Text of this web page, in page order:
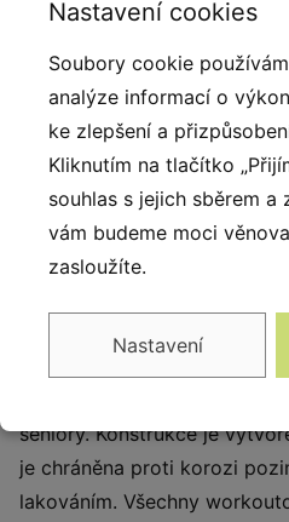
EPDM.
Popis produktu
Street workoutová hřiště
způsobem cvičení, při
váha vlastního těla. Cvičení
venkovnímu prostředí, ale
ale i duševní pohodě. Street
seniory. Konstrukce je
je chráněna proti korozi
lakováním. Všechny
Nastavení cookies
Soubory cookie
analýze informací o
ke zlepšení a
Kliknutím na tlačítko
souhlas s jejich sběrem a
vám budeme moci
zasloužíte.
Nastavení